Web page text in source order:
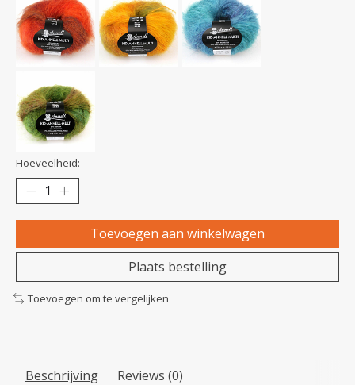
Hoeveelheid:
Toevoegen aan winkelwagen
Plaats bestelling
Toevoegen om te vergelijken
Beschrijving Reviews (0)